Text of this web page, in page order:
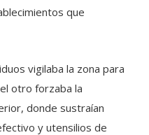
que
vigilaba la zona para
otro forzaba la
donde sustraían
y utensilios de